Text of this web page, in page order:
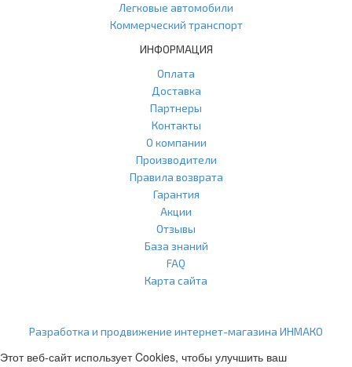
Легковые автомобили
Коммерческий транспорт
ИНФОРМАЦИЯ
Оплата
Доставка
Партнеры
Контакты
О компании
Производители
Правила возврата
Гарантия
Акции
Отзывы
База знаний
FAQ
Карта сайта
Разработка и продвижение интернет-магазина ИНМАКО
Этот веб-сайт использует Cookies, чтобы улучшить ваш